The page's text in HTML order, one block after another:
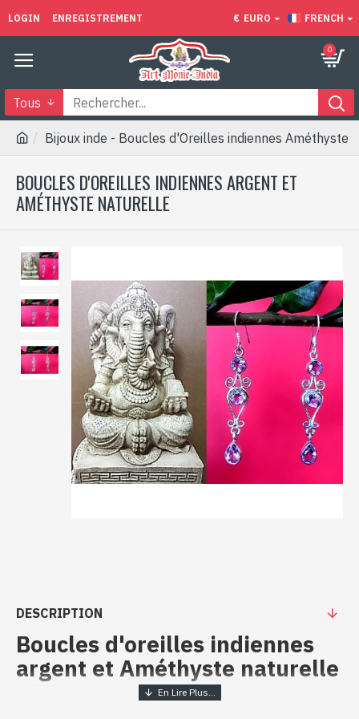
LOGIN ENREGISTREMENT € EURO FRENCH
0
Tous
Bijoux inde - Boucles d'Oreilles indiennes Améthyste
BOUCLES D'OREILLES INDIENNES ARGENT ET
AMÉTHYSTE NATURELLE
DESCRIPTION
Boucles d'oreilles indiennes
argent et Améthyste naturelle
Bijoux indiens artisanaux - Boucles